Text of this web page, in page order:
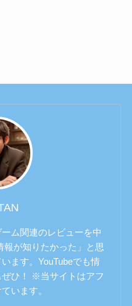
ム関連のレビューを中
が知りたかった」と思
ます。YouTubeでも情
ひ！ ※当サイトはアフ
います。